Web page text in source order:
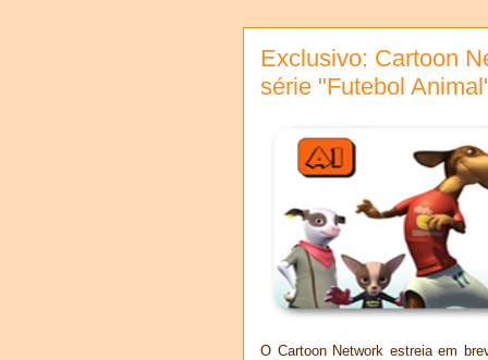
Exclusivo: Cartoon
série "Futebol
O Cartoon Network estreia em